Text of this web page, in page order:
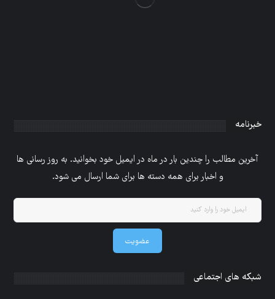
خبرنامه
آخرین مطالب را چندین بار در ماه در ایمیل خود بخوانید. به روز رسانی ها
و اخبار برای همه دسته ها برای شما ارسال می شود.
عضویت
شبکه های اجتماعی